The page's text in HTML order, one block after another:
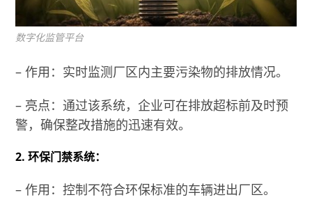
数字化监管平台
– 作用：实时监测厂区内主要污染物的排放情况。
– 亮点：通过该系统，企业可在排放超标前及时预
警，确保整改措施的迅速有效。
2. 环保门禁系统：
– 作用：控制不符合环保标准的车辆进出厂区。